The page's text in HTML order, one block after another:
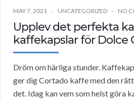
MAY 7, 2021 UNCATEGORIZED NO
Upplev det perfekta
kaffekapslar för Dolce
Dröm om härliga stunder.
ger dig Cortado kaffe med den
det. Idag kan vem som helst göra